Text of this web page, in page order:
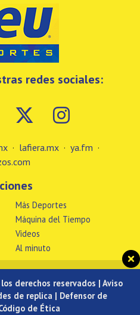
redes sociales:
· lafiera.mx · ya.fm ·
Más Deportes
Máquina del Tiempo
Videos
Al minuto
derechos reservados | Aviso
de replica| Defensor de
de Ética